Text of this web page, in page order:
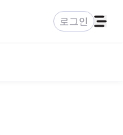
로그인